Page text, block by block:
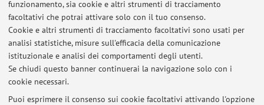
funzionamento, sia cookie e altri strumenti di tracciamento
facoltativi che potrai attivare solo con il tuo consenso.
Cookie e altri strumenti di tracciamento facoltativi sono usati per
analisi statistiche, misure sull'efficacia della comunicazione
istituzionale e analisi dei comportamenti degli utenti.
Se chiudi questo banner continuerai la navigazione solo con i
cookie necessari.
Puoi esprimere il consenso sui cookie facoltativi attivando l'opzione
Ultimi avvisi
Al momento non sono presenti avvisi.